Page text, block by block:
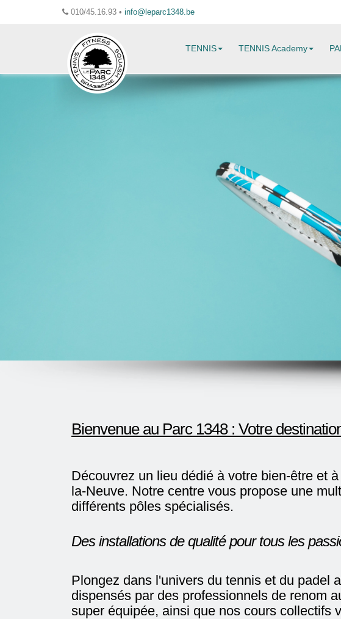
010/45.16.93 • info@leparc1348.be
TENNIS TENNIS Academy
Bienvenue au Parc 1348 : Votre
Découvrez un lieu dédié à votre bien-être et
la-Neuve. Notre centre vous propose une
différents pôles spécialisés.
Des installations de qualité pour tous les
Plongez dans l'univers du tennis et du padel
dispensés par des professionnels de renom
super équipée, ainsi que nos cours collectifs